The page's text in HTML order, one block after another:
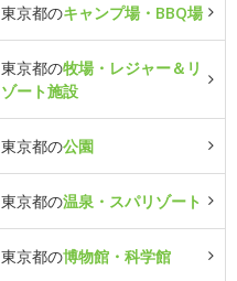
東京都のキャンプ場・BBQ場
東京都の牧場・レジャー＆リ
ゾート施設
東京都の公園
東京都の温泉・スパリゾート
東京都の博物館・科学館